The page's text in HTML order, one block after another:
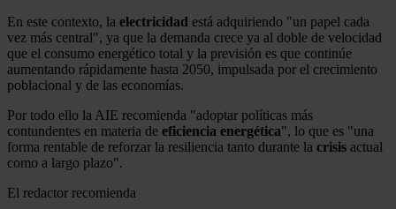
En este contexto, la electricidad está adquiriendo "un papel cada
vez más central", ya que la demanda crece ya al doble de velocidad
que el consumo energético total y la previsión es que continúe
aumentando rápidamente hasta 2050, impulsada por el crecimiento
poblacional y de las economías.
Por todo ello la AIE recomienda "adoptar políticas más
contundentes en materia de eficiencia energética", lo que es "una
forma rentable de reforzar la resiliencia tanto durante la crisis actual
como a largo plazo".
El redactor recomienda